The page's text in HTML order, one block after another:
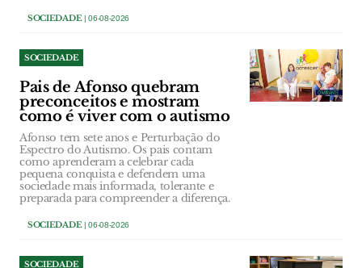
SOCIEDADE| 06-08-2026
SOCIEDADE
Pais de Afonso quebram
preconceitos e mostram
como é viver com o autismo
Afonso tem sete anos e Perturbação do
Espectro do Autismo. Os pais contam
como aprenderam a celebrar cada
pequena conquista e defendem uma
sociedade mais informada, tolerante e
preparada para compreender a diferença.
SOCIEDADE| 06-08-2026
SOCIEDADE